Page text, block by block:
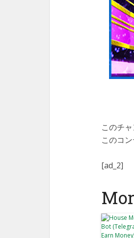
このチ
このコ
[ad_2]